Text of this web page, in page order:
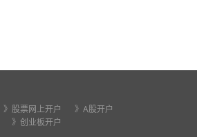
》股票网上开户
》A股开户
》创业板开户